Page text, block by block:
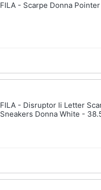
FILA - Scarpe Donna
FILA - Disruptor Ii Letter
Sneakers Donna White -